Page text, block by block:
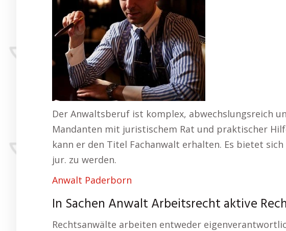
Der Anwaltsberuf ist komplex, abwechslungsreich
Mandanten mit juristischem Rat und praktischer
kann er den Titel Fachanwalt erhalten. Es bietet
jur. zu werden.
Anwalt Paderborn
In Sachen Anwalt Arbeitsrecht aktive
Rechtsanwälte arbeiten entweder